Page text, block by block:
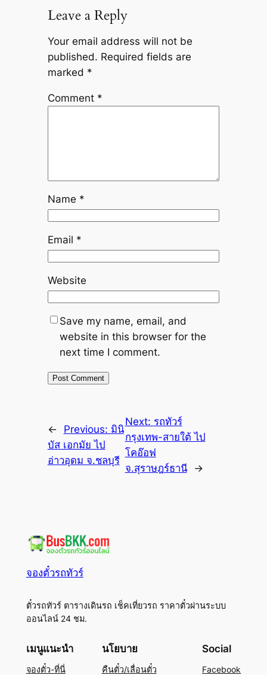
Leave a Reply
Your email address will not be
published. Required fields are
marked *
Comment *
Name *
Email *
Website
Save my name, email, and
website in this browser for the
next time I comment.
← Previous: มินิ
บัส เอกมัย ไป
อ่าวอุดม จ.ชลบุรี
Next: รถทัวร์
กรุงเทพ-สายใต้ ไป
โคอ๊อฟ
จ.สุราษฎร์ธานี
→
จองตั๋วรถทัวร์
ตั๋วรถทัวร์ ตารางเดินรถ เช็คเที่ยวรถ ราคาตั๋วผ่านระบบ
ออนไลน์ 24 ชม.
เมนูแนะนำ
จองตั๋ว-ที่นี่
นโยบาย
คืนตั๋ว/เลื่อนตั๋ว
Social
Facebook